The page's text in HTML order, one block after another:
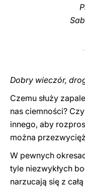
Dobry wieczór,
Czemu służy
nas ciemności?
innego, aby
można
W pewnych
tyle niezwykłych
narzucają się z